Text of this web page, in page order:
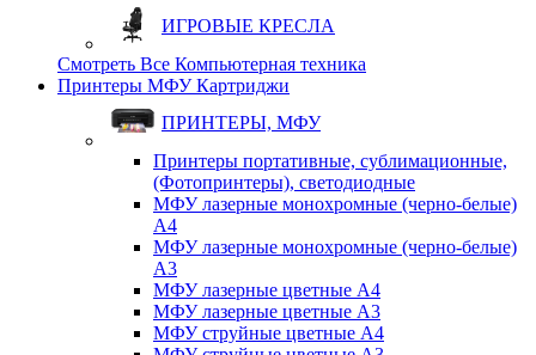
ИГРОВЫЕ КРЕСЛА
Смотреть Все Компьютерная техника
Принтеры МФУ Картриджи
ПРИНТЕРЫ, МФУ
Принтеры портативные, сублимационные,
(Фотопринтеры), светодиодные
МФУ лазерные монохромные (черно-белые)
A4
МФУ лазерные монохромные (черно-белые)
A3
МФУ лазерные цветные A4
МФУ лазерные цветные A3
МФУ струйные цветные A4